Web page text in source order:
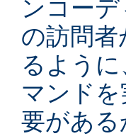
ンコー
の訪問
るよう
マンド
要がある